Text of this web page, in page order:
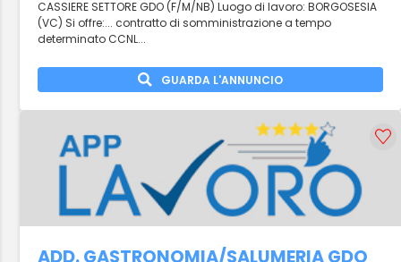
CASSIERE SETTORE GDO (F/M/NB) Luogo di lavoro: BORGOSESIA
(VC) Si offre:... contratto di somministrazione a tempo
determinato CCNL...
GUARDA L'ANNUNCIO
ADD. GASTRONOMIA/SALUMERIA GDO